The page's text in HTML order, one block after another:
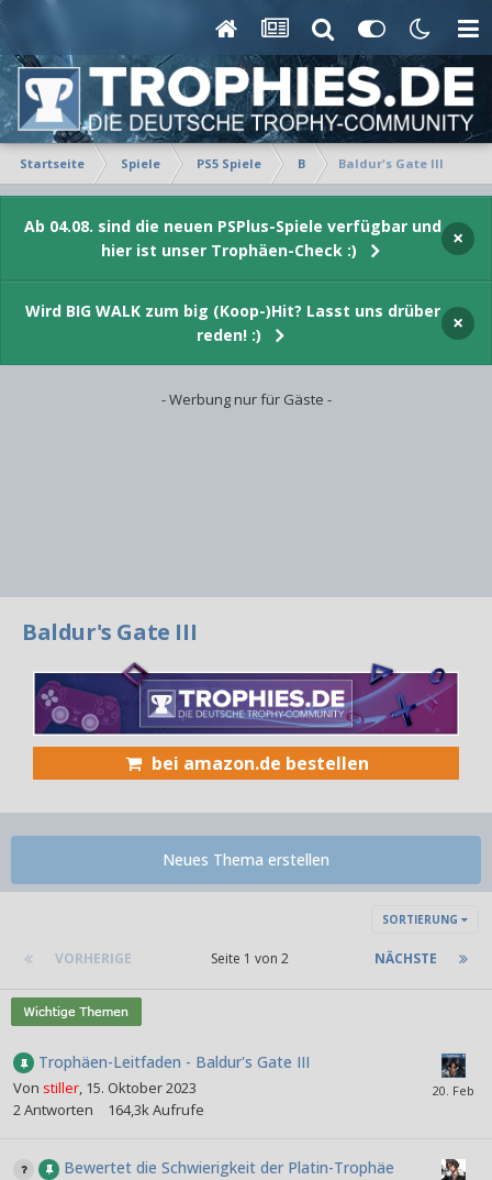
Startseite Spiele PS5 Spiele B Baldur's Gate III
Ab 04.08. sind die neuen PSPlus-Spiele verfügbar und
hier ist unser Trophäen-Check :)
×
Wird BIG WALK zum big (Koop-)Hit? Lasst uns drüber
reden! :)
×
- Werbung nur für Gäste -
Baldur's Gate III
bei amazon.de bestellen
Neues Thema erstellen
SORTIERUNG
VORHERIGE NÄCHSTE
Seite 1 von 2
Trophäen-Leitfaden - Baldur's Gate III
Von stiller, 15. Oktober 2023
2Antworten 164,3kAufrufe
Bewertet die Schwierigkeit der Platin-Trophäe